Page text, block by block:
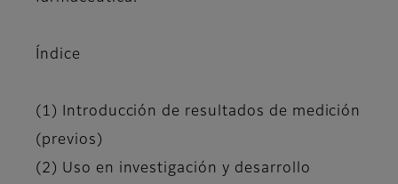
Índice
(1) Introducción de resultados de medición
(previos)
(2) Uso en investigación y desarrollo